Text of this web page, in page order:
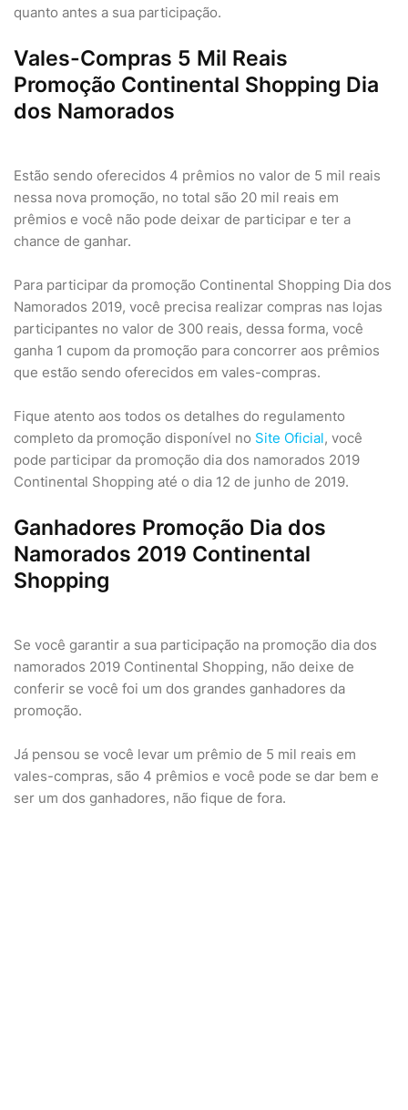
quanto antes a sua participação.
Vales-Compras 5 Mil Reais
Promoção Continental Shopping Dia
dos Namorados
Estão sendo oferecidos 4 prêmios no valor de 5 mil reais
nessa nova promoção, no total são 20 mil reais em
prêmios e você não pode deixar de participar e ter a
chance de ganhar.
Para participar da promoção Continental Shopping Dia dos
Namorados 2019, você precisa realizar compras nas lojas
participantes no valor de 300 reais, dessa forma, você
ganha 1 cupom da promoção para concorrer aos prêmios
que estão sendo oferecidos em vales-compras.
Fique atento aos todos os detalhes do regulamento
completo da promoção disponível no Site Oficial, você
pode participar da promoção dia dos namorados 2019
Continental Shopping até o dia 12 de junho de 2019.
Ganhadores Promoção Dia dos
Namorados 2019 Continental
Shopping
Se você garantir a sua participação na promoção dia dos
namorados 2019 Continental Shopping, não deixe de
conferir se você foi um dos grandes ganhadores da
promoção.
Já pensou se você levar um prêmio de 5 mil reais em
vales-compras, são 4 prêmios e você pode se dar bem e
ser um dos ganhadores, não fique de fora.